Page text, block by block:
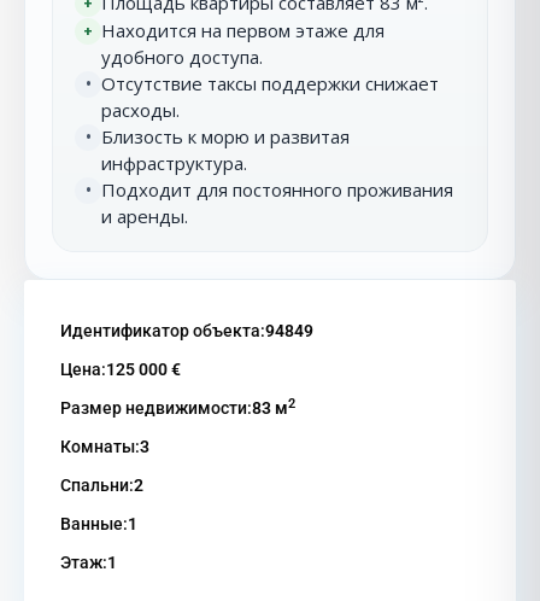
+ Находится на первом этаже для
удобного доступа.
• Отсутствие таксы поддержки снижает
расходы.
• Близость к морю и развитая
инфраструктура.
• Подходит для постоянного проживания
и аренды.
Идентификатор объекта:94849
Цена:125 000 €
Размер недвижимости:83 м2
Комнаты:3
Спальни:2
Ванные:1
Этаж:1